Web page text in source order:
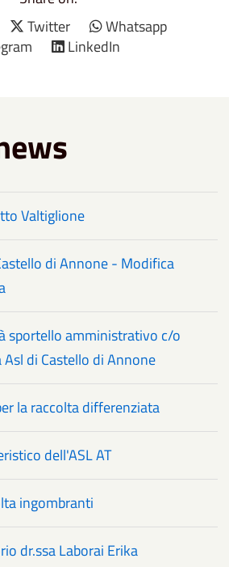
Twitter
Whatsapp
LinkedIn
Valtiglione
di Annone - Modifica
sportello amministrativo c/o
di Castello di Annone
la raccolta differenziata
dell'ASL AT
ingombranti
dr.ssa Laborai Erika